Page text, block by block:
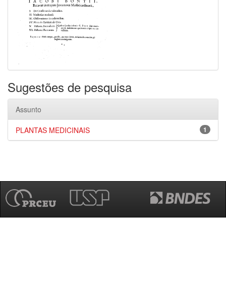
Sugestões de pesquisa
Assunto
1
PLANTAS MEDICINAIS